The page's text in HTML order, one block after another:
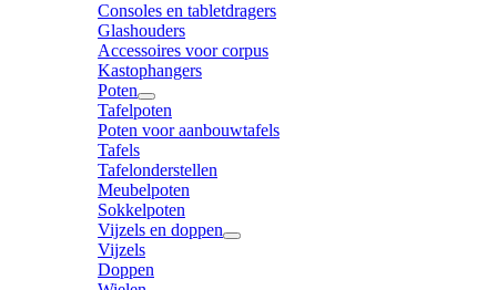
Consoles en tabletdragers
Glashouders
Accessoires voor corpus
Kastophangers
Poten
Tafelpoten
Poten voor aanbouwtafels
Tafels
Tafelonderstellen
Meubelpoten
Sokkelpoten
Vijzels en doppen
Vijzels
Doppen